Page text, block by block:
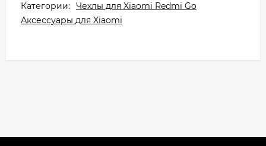
Категории: Чехлы для Xiaomi Redmi Go
Аксессуары для Xiaomi